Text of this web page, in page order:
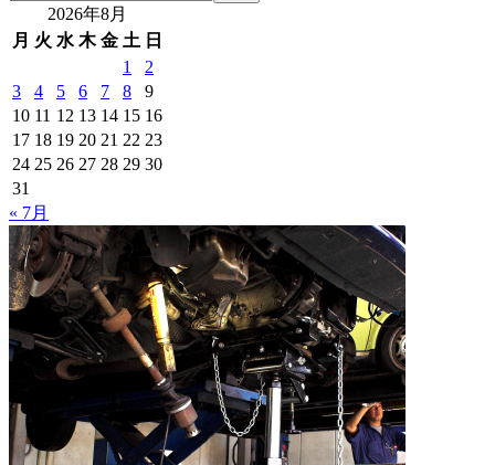
2026年8月
月 火 水 木 金 土 日
1
2
3
4 5 6 7 8
9
10 11 12 13 14 15 16
17 18 19 20 21 22 23
24 25 26 27 28 29 30
31
« 7月